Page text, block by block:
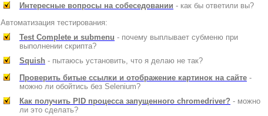
Интересные вопросы на собеседовании - как бы ответили вы?
Автоматизация тестирования:
Test Complete и submenu - почему выплывает субменю при
выполнении скрипта?
Squish - пытаюсь установить, что я делаю не так?
Проверить битые ссылки и отображение картинок на сайте -
можно ли обойтись без Selenium?
Как получить PID процесса запущенного chromedriver? - можно
ли это сделать?